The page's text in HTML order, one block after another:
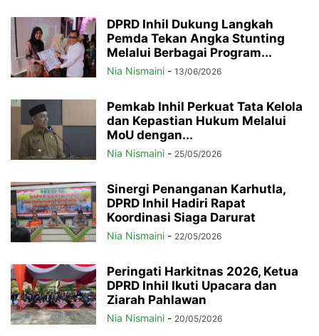
DPRD Inhil Dukung Langkah
Pemda Tekan Angka Stunting
Melalui Berbagai Program...
Nia Nismaini - 13/06/2026
Pemkab Inhil Perkuat Tata Kelola
dan Kepastian Hukum Melalui
MoU dengan...
Nia Nismaini - 25/05/2026
Sinergi Penanganan Karhutla,
DPRD Inhil Hadiri Rapat
Koordinasi Siaga Darurat
Nia Nismaini - 22/05/2026
Peringati Harkitnas 2026, Ketua
DPRD Inhil Ikuti Upacara dan
Ziarah Pahlawan
Nia Nismaini - 20/05/2026